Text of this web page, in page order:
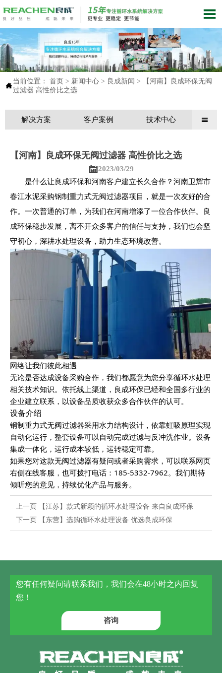


当前位置： 首页 > 新闻中心 > 良成新闻 >
【河南】良成环保无阀
过滤器 高性价比之选
解决方案 客户案例 技术中心 
【河南】良成环保无阀过滤器 高性价比之选
2023/03/29
是什么让良成环保和河南客户建立长久合作？河南卫辉市
春江水泥采购钢制重力式无阀过滤器项目，就是一次友好的合
作。一次普通的订单，为我们在河南增添了一位合作伙伴。良
成环保稳步发展，离不开众多客户的信任与支持，我们也会坚
守初心，深耕水处理设备，助力生态环境改善。
网络让我们彼此相遇
无论是否达成设备采购合作，我们都愿意为您分享循环水处理
相关技术知识。依托线上渠道，良成环保已经和全国多行业的
企业建立联系，以设备品质收获众多合作伙伴的认可。
设备介绍
钢制重力式无阀过滤器采用水力结构设计，依靠虹吸原理实现
自动化运行，整套设备可以自动完成过滤与反冲洗作业。设备
集成一体化，运行成本较低，运转稳定可靠。
如果您对这款无阀过滤器有疑问或者采购需求，可以联系网页
右侧在线客服，也可拨打电话：185-5332-7962。我们期待
倾听您的意见，持续优化产品与服务。
上一页
【江苏】款式新颖的循环水处理设备 来自良成环保
下一页
【东营】选购循环水处理设备 优选良成环保
您有任何疑问请联系我们，我们会在48小时之内回复
您！
咨询